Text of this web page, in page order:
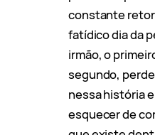
constante
fatídico dia da
irmão, o
segundo,
nessa história
esquecer de